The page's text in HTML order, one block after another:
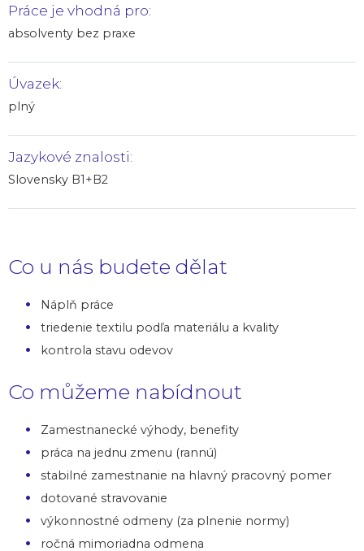
Práce je vhodná pro:
absolventy bez praxe
Úvazek:
plný
Jazykové znalosti:
Slovensky B1+B2
Co u nás budete dělat
Náplň práce
triedenie textilu podľa materiálu a kvality
kontrola stavu odevov
Co můžeme nabídnout
Zamestnanecké výhody, benefity
práca na jednu zmenu (rannú)
stabilné zamestnanie na hlavný pracovný pomer
dotované stravovanie
výkonnostné odmeny (za plnenie normy)
ročná mimoriadna odmena